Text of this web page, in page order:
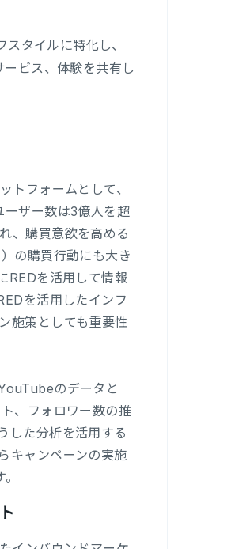
タイルに特化し、
ビス、体験を共有し
トフォームとして、
ーザー数は3億人を超
、購買意欲を高める
の購買行動にも大き
REDを活用して情報
を活用したインフ
施策としても重要性
のデータと
、フォロワー数の推
した分析を活用する
キャンペーンの実施